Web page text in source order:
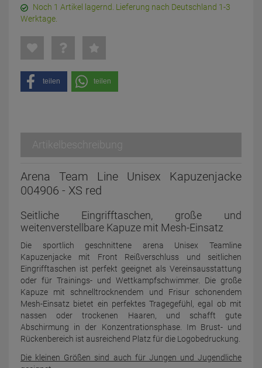
Noch 1 Artikel lagernd. Lieferung nach Deutschland 1-3
Werktage.
teilen teilen
Artikelbeschreibung
Arena Team Line Unisex Kapuzenjacke
004906 - XS red
Seitliche Eingrifftaschen, große und
weitenverstellbare Kapuze mit Mesh-Einsatz
Die sportlich geschnittene arena Unisex Teamline
Kapuzenjacke mit Front Reißverschluss und seitlichen
Eingrifftaschen ist perfekt geeignet als Vereinsausstattung
oder für Trainings- und Wettkampfschwimmer. Die große
Kapuze mit schnelltrocknendem und Frisur schonendem
Mesh-Einsatz bietet ein perfektes Tragegefühl, egal ob mit
nassen oder trockenen Haaren, und schafft gute
Abschirmung in der Konzentrationsphase. Im Brust- und
Rückenbereich ist ausreichend Platz für die Logobedruckung.
Die kleinen Größen sind auch für Jungen und Jugendliche